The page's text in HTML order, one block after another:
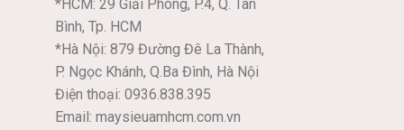
*HCM: 29 Giải Phóng, P.4, Q. Tân
Bình, Tp. HCM
*Hà Nội: 879 Đường Đê La Thành,
P. Ngọc Khánh, Q.Ba Đình, Hà Nội
Điện thoại: 0936.838.395
Email: maysieuamhcm.com.vn